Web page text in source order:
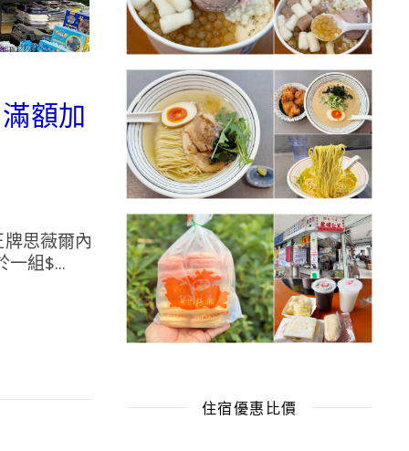
額加
思薇爾內
一組$...
住宿優惠比價